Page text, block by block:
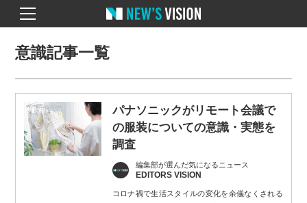
意識記事一覧
パナソニックがリモート会議で
の服装についての意識・実態を
調査
編集部が選んだ気になるニュース
EDITORS VISION
コロナ禍で生活スタイルの変化を余儀なくされる